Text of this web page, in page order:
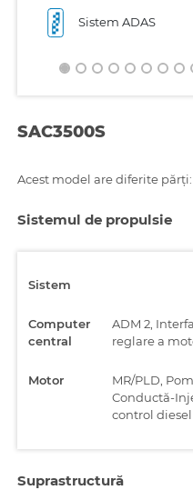
Sistem ADAS
SAC3500S
Acest model are diferite părți:
Sistemul de propulsie
Sistem
Computer
central
ADM 2,
reglare a
Motor
MR/PLD,
Conductă-
control
Suprastructură